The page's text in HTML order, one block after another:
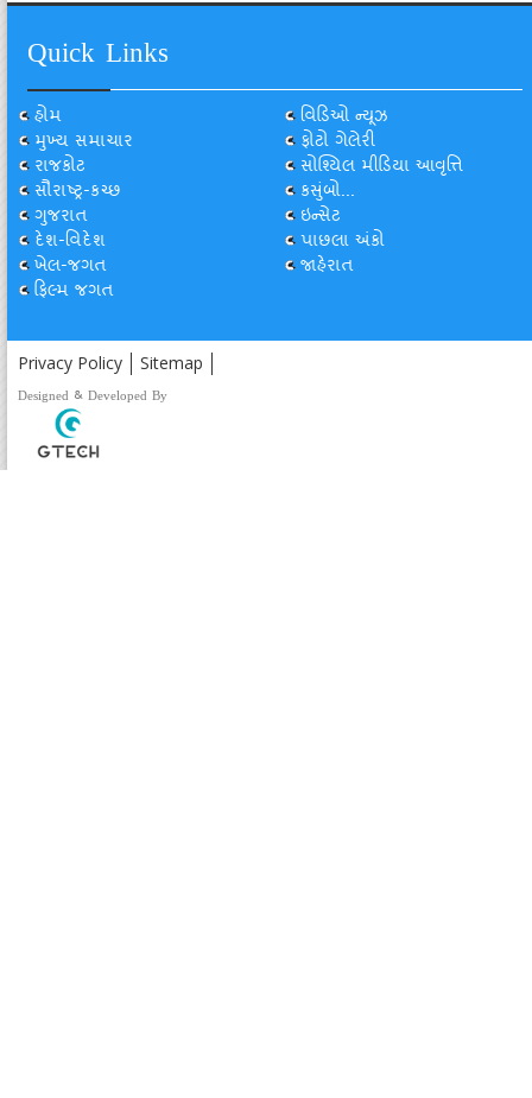
Quick Links
હોમ
મુખ્ય સમાચાર
રાજકોટ
સૌરાષ્ટ્ર-કચ્છ
ગુજરાત
દેશ-વિદેશ
ખેલ-જગત
ફિલ્મ જગત
વિડિઓ ન્યૂઝ
ફોટો ગેલેરી
સોશ્યિલ મીડિયા આવૃત્તિ
કસુંબો...
ઇન્સેટ
પાછલા અંકો
જાહેરાત
Privacy Policy Sitemap
Designed & Developed By